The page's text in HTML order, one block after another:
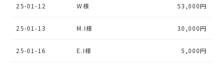
25-01-12 W様 53,000円
25-01-13 M.I様 30,000円
25-01-16 E.I様 5,000円